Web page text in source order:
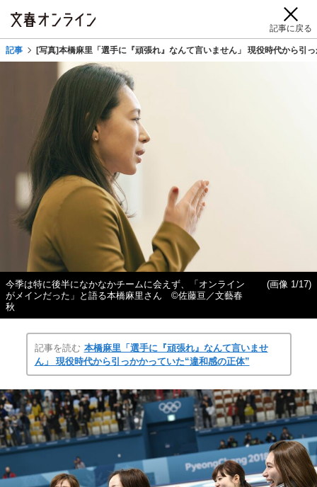
記事に戻る
記事 [写真]本橋麻里「選手に『頑張れ』なんて言いません」 現役時代から引
今季は特に後半になかなかチームに会えず、「オンライン
がメインだった」と語る本橋麻里さん ©佐藤亘／文藝春
秋
(画像 1/17)
記事を読む 本橋麻里「選手に『頑張れ』なんて言いませ
ん」 現役時代から引っかかっていた“違和感の正体”